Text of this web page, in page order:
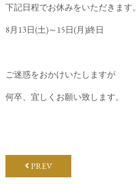
下記日程でお休みをいただきます。
8月13日(土)～15日(月)終日
ご迷惑をおかけいたしますが
何卒、宜しくお願い致します。
PREV